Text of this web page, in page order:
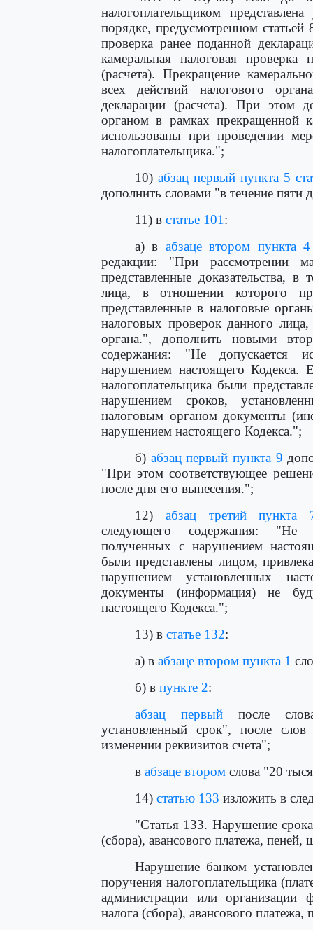
налогоплательщиком
порядке, предусмотренном статьей
проверка ранее поданной
камеральная налоговая проверка
(расчета). Прекращение
всех действий налогового
декларации (расчета). При этом
органом в рамках прекращенной
использованы при проведении
налогоплательщика.";
10)абзац первый пункта 5
дополнить словами "в течение пяти
11) в статье 101 :
а) в абзаце втором пункта 4
редакции: "При рассмотрении
представленные доказательства,
лица, в отношении которого
представленные в налоговые
налоговых проверок данного
органа.", дополнить новыми
содержания: "Не допускается
нарушением настоящего Кодекса.
налогоплательщика были
нарушением сроков,
налоговым органом документы
нарушением настоящего Кодекса.";
б) абзац первый пункта 9
"При этом соответствующее
после дня его вынесения.";
12) абзац третий пункта
следующего содержания: "Не
полученных с нарушением
были представлены лицом,
нарушением установленных
документы (информация) не
настоящего Кодекса.";
13) в статье 132:
а) в абзаце втором пункта 1
б) в пункте 2:
абзац первыйпосле
установленный срок", после
изменении реквизитов счета";
в абзаце втором слова "20
14) статью 133 изложить в
"Статья 133. Нарушение
(сбора), авансового платежа, пеней,
Нарушение банком
поручения налогоплательщика
администрации или организации
налога (сбора), авансового платежа,